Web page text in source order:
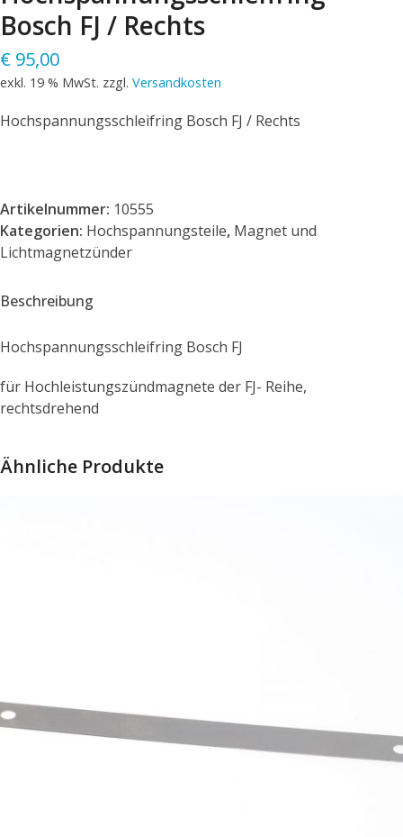
Bosch FJ / Rechts
€ 95,00
exkl. 19 % MwSt. zzgl. Versandkosten
Hochspannungsschleifring Bosch FJ / Rechts
Artikelnummer: 10555
Kategorien: Hochspannungsteile, Magnet und
Lichtmagnetzünder
Beschreibung
Hochspannungsschleifring Bosch FJ
für Hochleistungszündmagnete der FJ- Reihe,
rechtsdrehend
Ähnliche Produkte